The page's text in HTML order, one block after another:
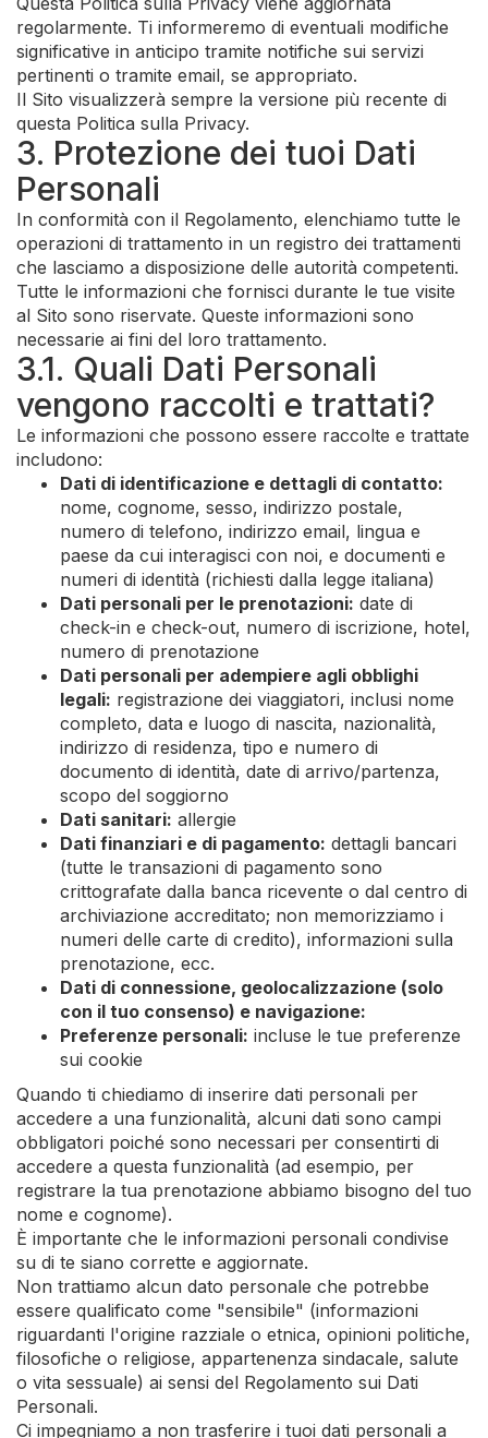
regolarmente. Ti informeremo di eventuali modifiche
significative in anticipo tramite notifiche sui servizi
pertinenti o tramite email, se appropriato.
Il Sito visualizzerà sempre la versione più recente di
questa Politica sulla Privacy.
3. Protezione dei tuoi Dati
Personali
In conformità con il Regolamento, elenchiamo tutte le
operazioni di trattamento in un registro dei trattamenti
che lasciamo a disposizione delle autorità competenti.
Tutte le informazioni che fornisci durante le tue visite
al Sito sono riservate. Queste informazioni sono
necessarie ai fini del loro trattamento.
3.1. Quali Dati Personali
vengono raccolti e trattati?
Le informazioni che possono essere raccolte e trattate
includono:
Dati di identificazione e dettagli di contatto:
nome, cognome, sesso, indirizzo postale,
numero di telefono, indirizzo email, lingua e
paese da cui interagisci con noi, e documenti e
numeri di identità (richiesti dalla legge italiana)
Dati personali per le prenotazioni: date di
check-in e check-out, numero di iscrizione, hotel,
numero di prenotazione
Dati personali per adempiere agli obblighi
legali: registrazione dei viaggiatori, inclusi nome
completo, data e luogo di nascita, nazionalità,
indirizzo di residenza, tipo e numero di
documento di identità, date di arrivo/partenza,
scopo del soggiorno
Dati sanitari: allergie
Dati finanziari e di pagamento: dettagli bancari
(tutte le transazioni di pagamento sono
crittografate dalla banca ricevente o dal centro di
archiviazione accreditato; non memorizziamo i
numeri delle carte di credito), informazioni sulla
prenotazione, ecc.
Dati di connessione, geolocalizzazione (solo
con il tuo consenso) e navigazione:
Preferenze personali: incluse le tue preferenze
sui cookie
Quando ti chiediamo di inserire dati personali per
accedere a una funzionalità, alcuni dati sono campi
obbligatori poiché sono necessari per consentirti di
accedere a questa funzionalità (ad esempio, per
registrare la tua prenotazione abbiamo bisogno del tuo
nome e cognome).
È importante che le informazioni personali condivise
su di te siano corrette e aggiornate.
Non trattiamo alcun dato personale che potrebbe
essere qualificato come "sensibile" (informazioni
riguardanti l'origine razziale o etnica, opinioni politiche,
filosofiche o religiose, appartenenza sindacale, salute
o vita sessuale) ai sensi del Regolamento sui Dati
Personali.
Ci impegniamo a non trasferire i tuoi dati personali a